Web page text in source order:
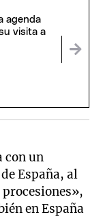
agenda
visita a
con un
España, al
en España